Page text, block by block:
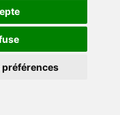
préférences